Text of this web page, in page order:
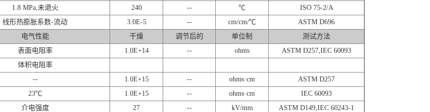
1.8 MPa,未退火
240 -- ℃
ISO 75-2/A
线形热膨胀系数-流动
3.0E-5 -- cm/cm/℃
ASTM D696
电气性能
干燥 调节后的 单位制
测试方法
表面电阻率
1.0E+14 -- ohms
ASTM D257,IEC 60093
体积电阻率
--
1.0E+15 -- ohms·cm
ASTM D257
23℃
1.0E+15 -- ohms·cm
IEC 60093
介电强度
27 -- kV/mm
ASTM D149,IEC 60243-1